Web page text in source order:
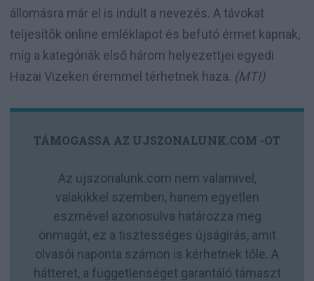
állomásra már el is indult a nevezés. A távokat
teljesítők online emléklapot és befutó érmet kapnak,
míg a kategóriák első három helyezettjei egyedi
Hazai Vizeken éremmel térhetnek haza. (MTI)
TÁMOGASSA AZ UJSZONALUNK.COM -OT
Az ujszonalunk.com nem valamivel,
valakikkel szemben, hanem egyetlen
eszmével azonosulva határozza meg
önmagát, ez a tisztességes újságírás, amit
olvasói naponta számon is kérhetnek tőle. A
hátteret, a függetlenséget garantáló támaszt